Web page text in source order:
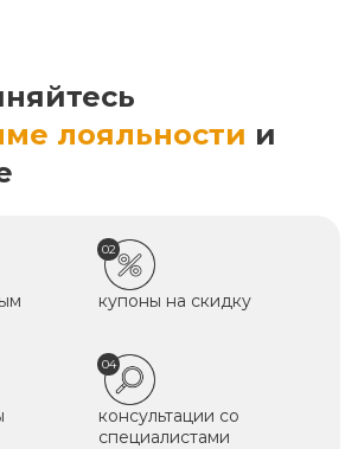
лояльности и
02
купоны на скидку
04
консультации со
специалистами